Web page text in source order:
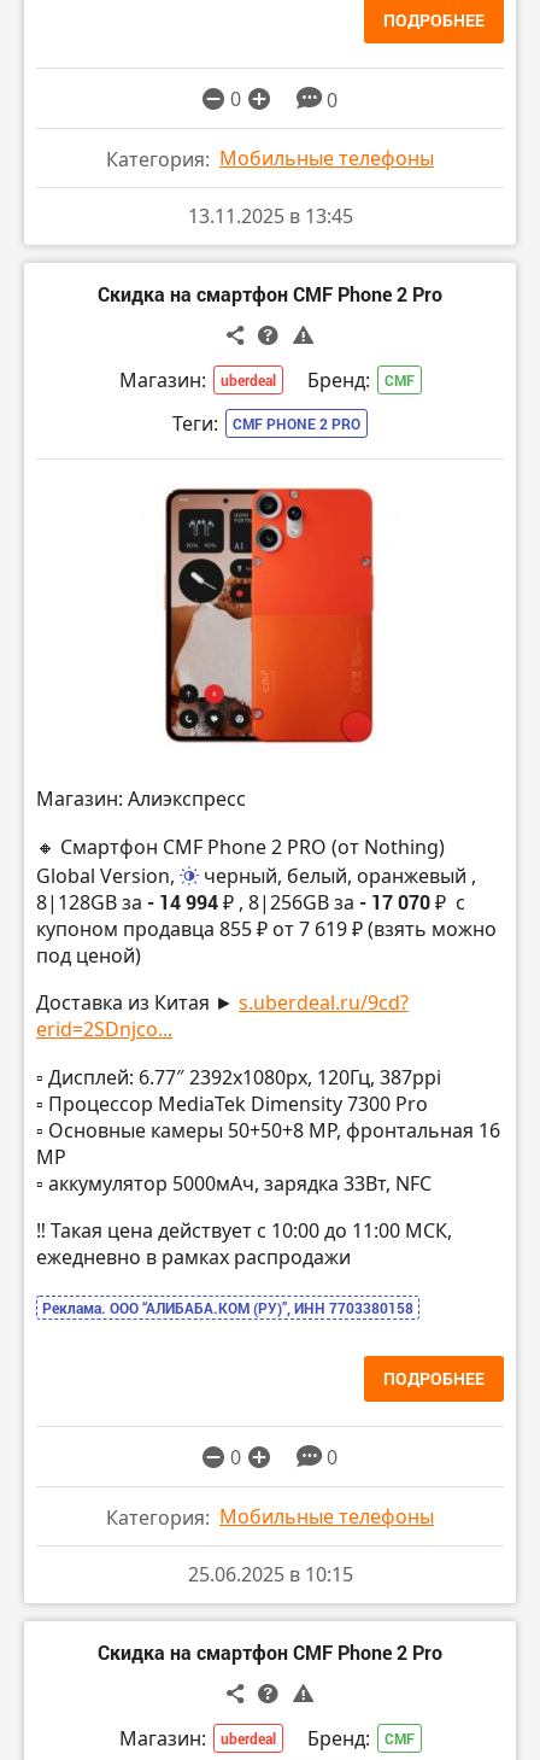
ПОДРОБНЕЕ
0 0
Категория: Мобильные телефоны
13.11.2025 в 13:45
Скидка на смартфон CMF Phone 2 Pro
Магазин: uberdeal Бренд: CMF
Теги: CMF PHONE 2 PRO
Магазин: Алиэкспресс
🔸 Смартфон CMF Phone 2 PRO (от Nothing)
Global Version,
черный, белый, оранжевый ,
8|128GB за - 14 994 ₽ , 8|256GB за - 17 070 ₽ с
купоном продавца 855 ₽ от 7 619 ₽ (взять можно
под ценой)
Доставка из Китая ► s.uberdeal.ru/9cd?
erid=2SDnjco...
▫️ Дисплей: 6.77″ 2392х1080px, 120Гц, 387ppi
▫️ Процессор MediaTek Dimensity 7300 Pro
▫️ Основные камеры 50+50+8 MP, фронтальная 16
MP
▫️ аккумулятор 5000мАч, зарядка 33Вт, NFC
‼️ Такая цена действует с 10:00 до 11:00 МСК,
ежедневно в рамках распродажи
Реклама. ООО “АЛИБАБА.КОМ (РУ)”, ИНН 7703380158
ПОДРОБНЕЕ
0 0
Категория: Мобильные телефоны
25.06.2025 в 10:15
Скидка на смартфон CMF Phone 2 Pro
Магазин: uberdeal Бренд: CMF